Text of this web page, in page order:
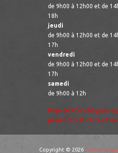
de 9h00 à 12h00 et de
18h
jeudi
de 9h00 à 12h00 et de
17h
vendredi
de 9h00 à 12h00 et de
17h
samedi
de 9h00 à 12h
Prise de RDV obligatoire
passeports et cartes
Copyright © 2026 mairie